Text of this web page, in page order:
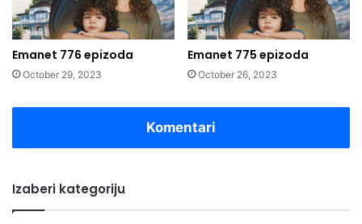
Emanet 776 epizoda
October 29, 2023
Emanet 775 epizoda
October 26, 2023
Komentari
Izaberi kategoriju